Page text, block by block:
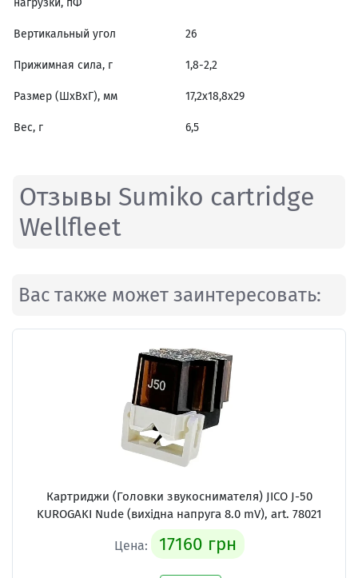
Вертикальный угол 26
Прижимная сила, г 1,8-2,2
Размер (ШxВxГ), мм 17,2x18,8x29
Вес, г 6,5
Отзывы Sumiko cartridge
Wellfleet
Вас также может заинтересовать:
Картриджи (Головки звукоснимателя) JICO J-50
KUROGAKI Nude (вихідна напруга 8.0 mV), art. 78021
Цена: 17160 грн